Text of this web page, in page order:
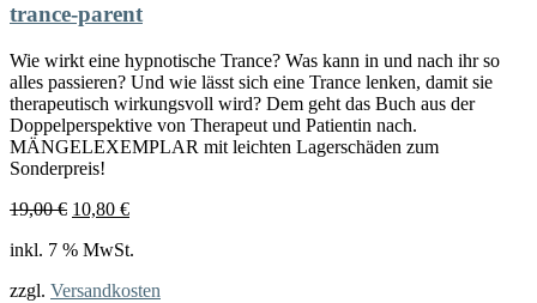
trance-parent
Wie wirkt eine hypnotische Trance? Was kann in und nach ihr so
alles passieren? Und wie lässt sich eine Trance lenken, damit sie
therapeutisch wirkungsvoll wird? Dem geht das Buch aus der
Doppelperspektive von Therapeut und Patientin nach.
MÄNGELEXEMPLAR mit leichten Lagerschäden zum
Sonderpreis!
19,00€ Ursprünglicher
war:
10,80 €Aktueller
ist:
inkl. 7 % MwSt.
zzgl. Versandkosten